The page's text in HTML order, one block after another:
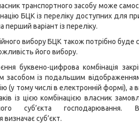
транспортного засобу може
БЦК із переліку доступних для
перший варіант із переліку.
вибору БЦК також потрібно буде
його вибору.
буквено-цифрова комбінація
засобом із подальшим
(у тому числі в електронній формі), а
із цією комбінацією власник
суб’єкта господарювання.
суб’єкт.